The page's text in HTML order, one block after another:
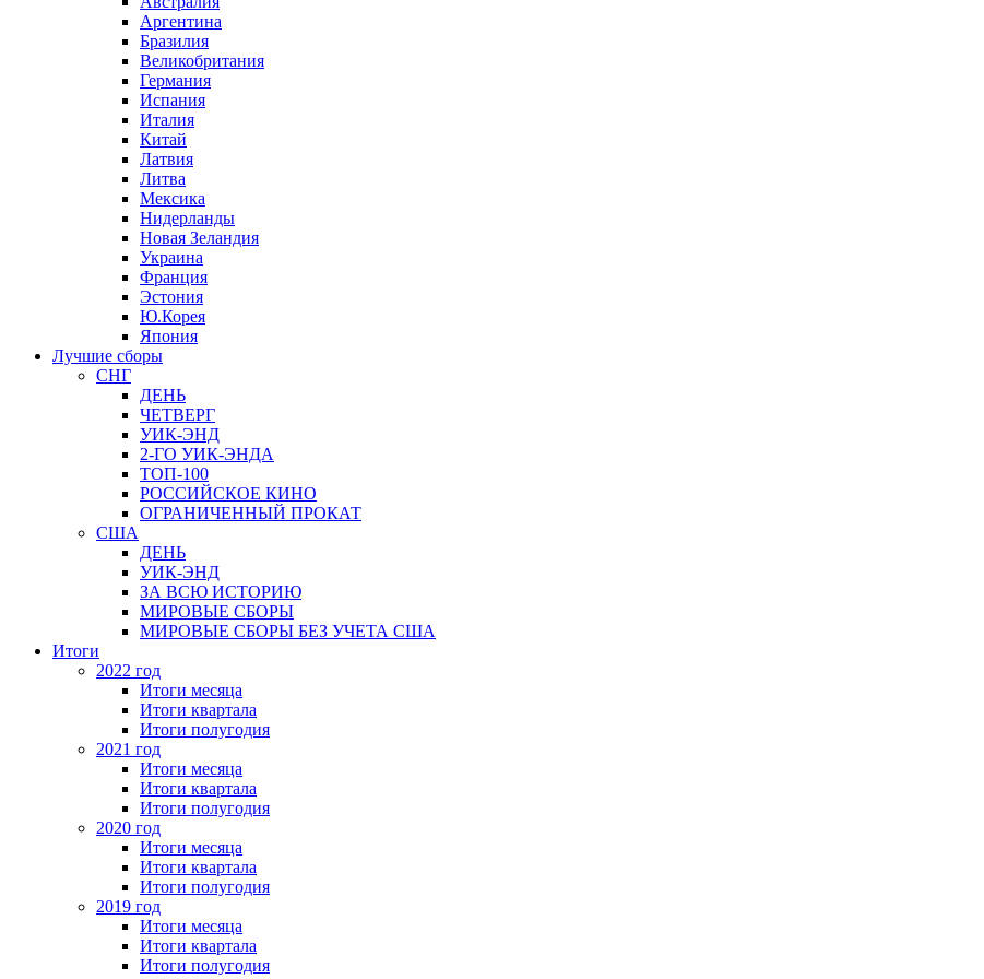
Аргентина
Бразилия
Великобритания
Германия
Испания
Италия
Китай
Латвия
Литва
Мексика
Нидерланды
Новая Зеландия
Украина
Франция
Эстония
Ю.Корея
Япония
Лучшие сборы
СНГ
ДЕНЬ
ЧЕТВЕРГ
УИК-ЭНД
2-ГО УИК-ЭНДА
ТОП-100
РОССИЙСКОЕ КИНО
ОГРАНИЧЕННЫЙ ПРОКАТ
США
ДЕНЬ
УИК-ЭНД
ЗА ВСЮ ИСТОРИЮ
МИРОВЫЕ СБОРЫ
МИРОВЫЕ СБОРЫ БЕЗ УЧЕТА США
Итоги
2022 год
Итоги месяца
Итоги квартала
Итоги полугодия
2021 год
Итоги месяца
Итоги квартала
Итоги полугодия
2020 год
Итоги месяца
Итоги квартала
Итоги полугодия
2019 год
Итоги месяца
Итоги квартала
Итоги полугодия